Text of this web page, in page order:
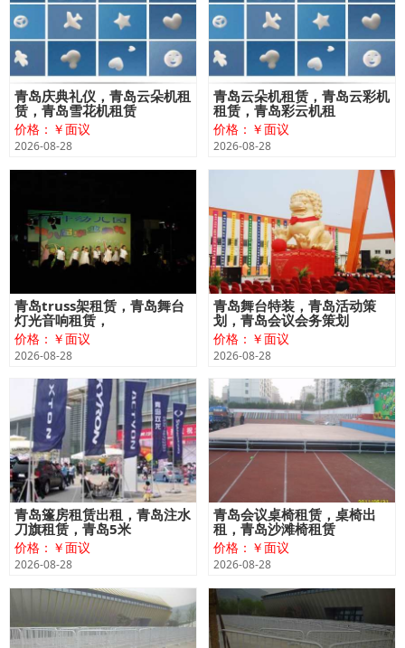
青岛庆典礼仪，青岛云朵机租
赁，青岛雪花机租赁
价格：￥面议
2026-08-28
青岛云朵机租赁，青岛云彩机
租赁，青岛彩云机租
价格：￥面议
2026-08-28
青岛truss架租赁，青岛舞台
灯光音响租赁，
价格：￥面议
2026-08-28
青岛舞台特装，青岛活动策
划，青岛会议会务策划
价格：￥面议
2026-08-28
青岛篷房租赁出租，青岛注水
刀旗租赁，青岛5米
价格：￥面议
2026-08-28
青岛会议桌椅租赁，桌椅出
租，青岛沙滩椅租赁
价格：￥面议
2026-08-28